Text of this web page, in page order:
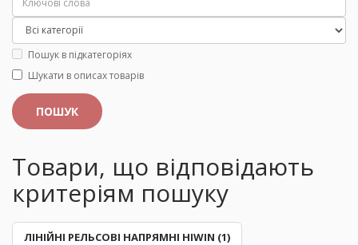
Пошук в підкатегоріях
Шукати в описах товарів
Товари, що відповідають
критеріям пошуку
ЛІНІЙНІ РЕЛЬСОВІ НАПРЯМНІ HIWIN (1)